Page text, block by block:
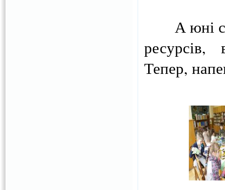
А юні
Тепер,